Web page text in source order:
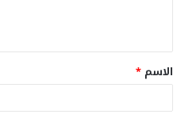
ق
*
الاسم *